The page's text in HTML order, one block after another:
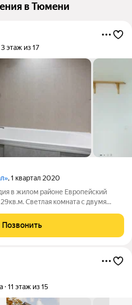
в Тюмени
3 этаж из 17
, 1 квартал 2020
в жилом районе Европейский
Светлая комната с двумя
входит кухонный гарнитур,
Позвонить
11 этаж из 15